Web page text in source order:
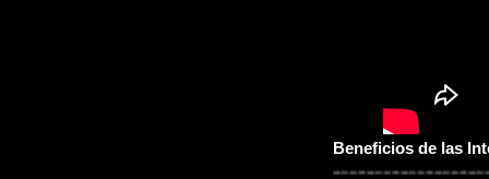
Beneficios de las